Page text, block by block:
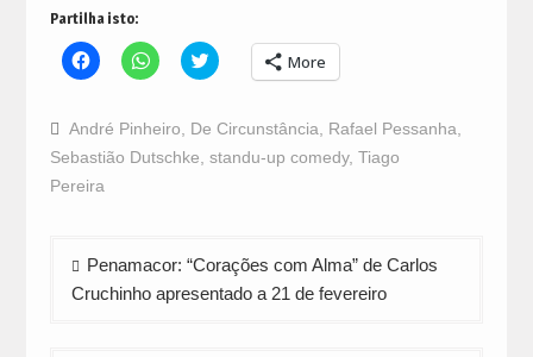
Partilha isto:
Click
to
Facebook
(Opens
in
new
window)
Click
to
WhatsApp
(Opens
in
new
Click
to
Twitter
(Opens
in
new
More
André Pinheiro De Circunstância Rafael Pessanha
Sebastião Dutschke standu-up comedy, Tiago
Pereira
Navegação
de
Penamacor: “Corações com Alma” de Carlos
Cruchinho apresentado a 21 de fevereiro